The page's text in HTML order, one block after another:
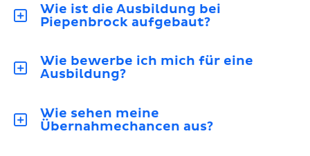
Wie ist die Ausbildung bei
Piepenbrock aufgebaut?
Wie bewerbe ich mich für eine
Ausbildung?
Wie sehen meine
Übernahmechancen aus?